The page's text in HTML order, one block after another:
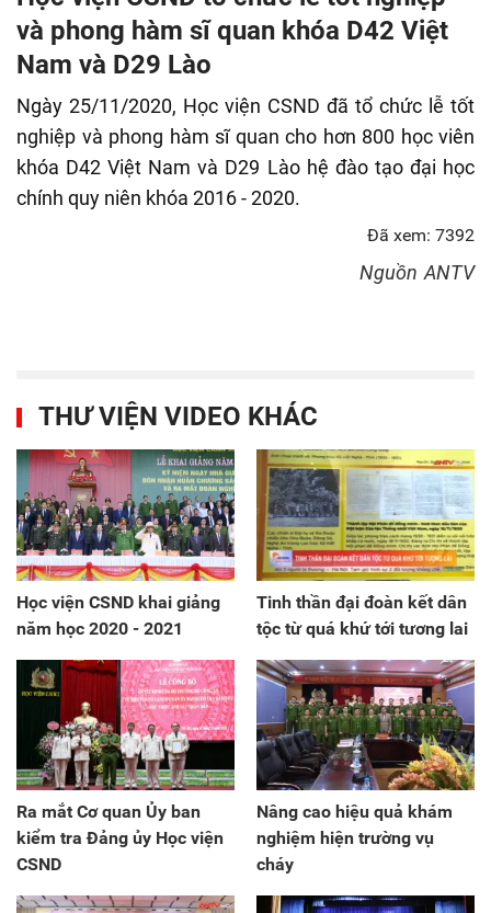
và phong hàm sĩ quan khóa D42 Việt
Nam và D29 Lào
Ngày 25/11/2020, Học viện CSND đã tổ chức lễ tốt
nghiệp và phong hàm sĩ quan cho hơn 800 học viên
khóa D42 Việt Nam và D29 Lào hệ đào tạo đại học
chính quy niên khóa 2016 - 2020.
Đã xem: 7392
Nguồn ANTV
THƯ VIỆN VIDEO KHÁC
Học viện CSND khai giảng
năm học 2020 - 2021
Tinh thần đại đoàn kết dân
tộc từ quá khứ tới tương lai
Ra mắt Cơ quan Ủy ban
kiểm tra Đảng ủy Học viện
CSND
Nâng cao hiệu quả khám
nghiệm hiện trường vụ
cháy